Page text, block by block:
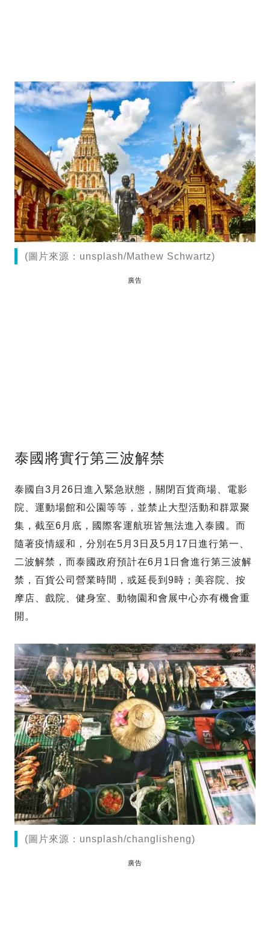
(圖片來源：unsplash/Mathew Schwartz)
廣告
泰國將實行第三波解禁
泰國自3月26日進入緊急狀態，關閉百貨商場、電影
院、運動場館和公園等等，並禁止大型活動和群眾聚
集，截至6月底，國際客運航班皆無法進入泰國。而
隨著疫情緩和，分別在5月3日及5月17日進行第一、
二波解禁，而泰國政府預計在6月1日會進行第三波解
禁，百貨公司營業時間，或延長到9時；美容院、按
摩店、戲院、健身室、動物園和會展中心亦有機會重
開。
(圖片來源：unsplash/changlisheng)
廣告